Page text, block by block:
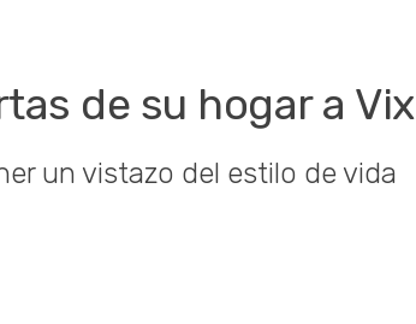
de su hogar a Vix
un vistazo del estilo de vida